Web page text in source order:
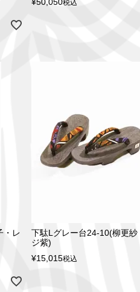
税込
・レ
下駄Lグレー台24-10(柳更紗
ジ紫)
¥15,015税込